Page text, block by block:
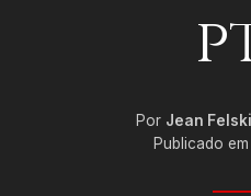
Por Jean Felski
Publicado